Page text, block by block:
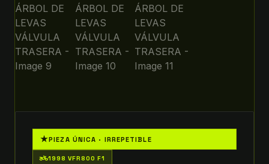
★PIEZA ÚNICA · IRREPETIBLE
two_wheeler1998 VFR800 F1